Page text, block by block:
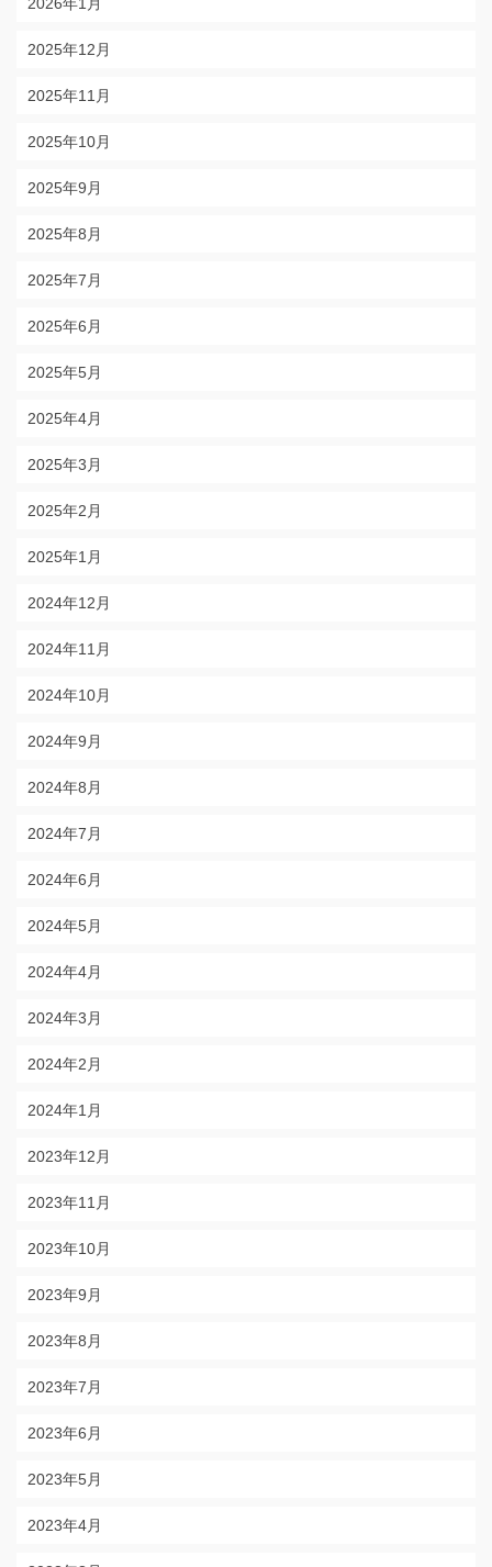
2025年12月
2025年11月
2025年10月
2025年9月
2025年8月
2025年7月
2025年6月
2025年5月
2025年4月
2025年3月
2025年2月
2025年1月
2024年12月
2024年11月
2024年10月
2024年9月
2024年8月
2024年7月
2024年6月
2024年5月
2024年4月
2024年3月
2024年2月
2024年1月
2023年12月
2023年11月
2023年10月
2023年9月
2023年8月
2023年7月
2023年6月
2023年5月
2023年4月